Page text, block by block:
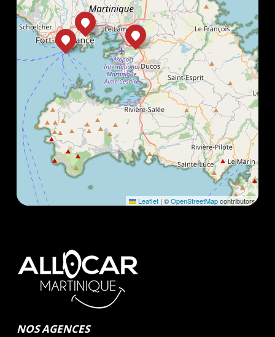
Leaflet | ©OpenStreetMapcontributors
NOS AGENCES